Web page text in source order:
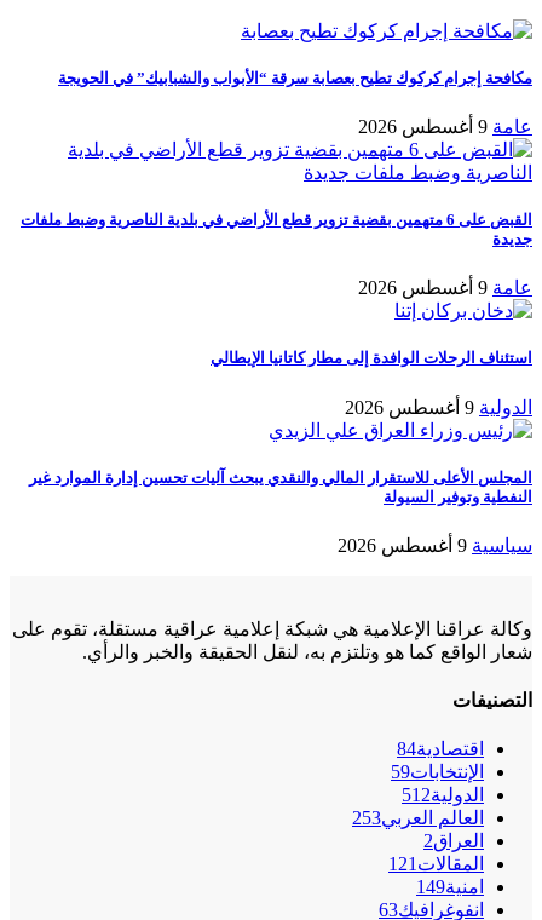
مكافحة إجرام كركوك تطيح بعصابة سرقة “الأبواب والشبابيك” في الحويجة
عامة 9 أغسطس 2026
القبض على 6 متهمين بقضية تزوير قطع الأراضي في بلدية الناصرية وضبط ملفات
جديدة
عامة 9 أغسطس 2026
استئناف الرحلات الوافدة إلى مطار كاتانيا الإيطالي
الدولية 9 أغسطس 2026
المجلس الأعلى للاستقرار المالي والنقدي يبحث آليات تحسين إدارة الموارد غير
النفطية وتوفير السيولة
سياسية 9 أغسطس 2026
وكالة عراقنا الإعلامية هي شبكة إعلامية عراقية مستقلة، تقوم على
شعار الواقع كما هو وتلتزم به، لنقل الحقيقة والخبر والرأي.
التصنيفات
اقتصادية84
الإنتخابات59
الدولية512
العالم العربي253
العراق2
المقالات121
امنية149
انفوغرافيك63